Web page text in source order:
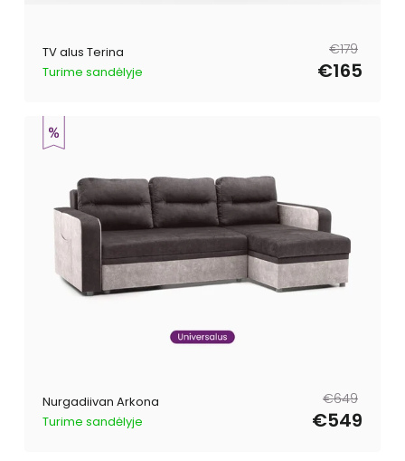
TV alus Terina
Turime sandėlyje
Tavahind
€179
Müügihind
€165
Nurgadiivan Arkona
Turime sandėlyje
Tavahind
€649
Müügihind
€549